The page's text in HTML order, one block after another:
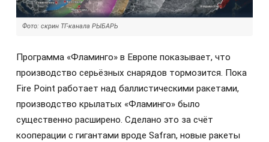
Фото: скрин ТГ-канала РЫБАРЬ
Программа «Фламинго» в Европе показывает, что
производство серьёзных снарядов тормозится. Пока
Fire Point работает над баллистическими ракетами,
производство крылатых «Фламинго» было
существенно расширено. Сделано это за счёт
кооперации с гигантами вроде Safran, новые ракеты